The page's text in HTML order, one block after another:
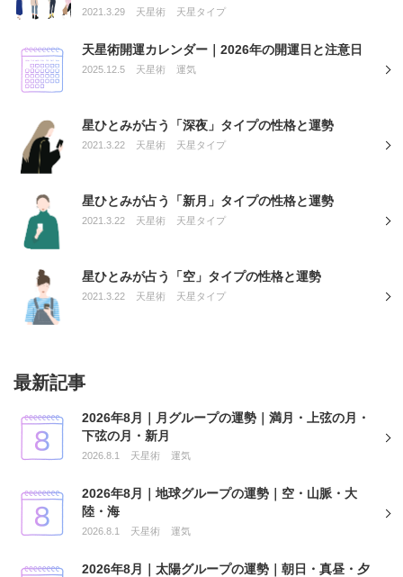
2021.3.29 天星術 天星タイプ
天星術開運カレンダー｜2026年の開運日と注意日
2025.12.5 天星術 運気
星ひとみが占う「深夜」タイプの性格と運勢
2021.3.22 天星術 天星タイプ
星ひとみが占う「新月」タイプの性格と運勢
2021.3.22 天星術 天星タイプ
星ひとみが占う「空」タイプの性格と運勢
2021.3.22 天星術 天星タイプ
最新記事
2026年8月｜月グループの運勢｜満月・上弦の月・
下弦の月・新月
2026.8.1 天星術 運気
2026年8月｜地球グループの運勢｜空・山脈・大
陸・海
2026.8.1 天星術 運気
2026年8月｜太陽グループの運勢｜朝日・真昼・夕